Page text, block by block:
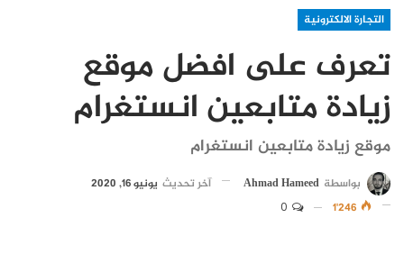
التجارة الالكترونية
تعرف على افضل موقع
زيادة متابعين انستغرام
موقع زيادة متابعين انستغرام
بواسطة Ahmad Hameed آخر تحديث يونيو 16, 2020